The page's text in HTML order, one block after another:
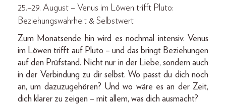
25.–29. August – Venus im Löwen trifft Pluto:
Beziehungswahrheit & Selbstwert
Zum Monatsende hin wird es nochmal intensiv. Venus
im Löwen trifft auf Pluto – und das bringt Beziehungen
auf den Prüfstand. Nicht nur in der Liebe, sondern auch
in der Verbindung zu dir selbst. Wo passt du dich noch
an, um dazuzugehören? Und wo wäre es an der Zeit,
dich klarer zu zeigen – mit allem, was dich ausmacht?